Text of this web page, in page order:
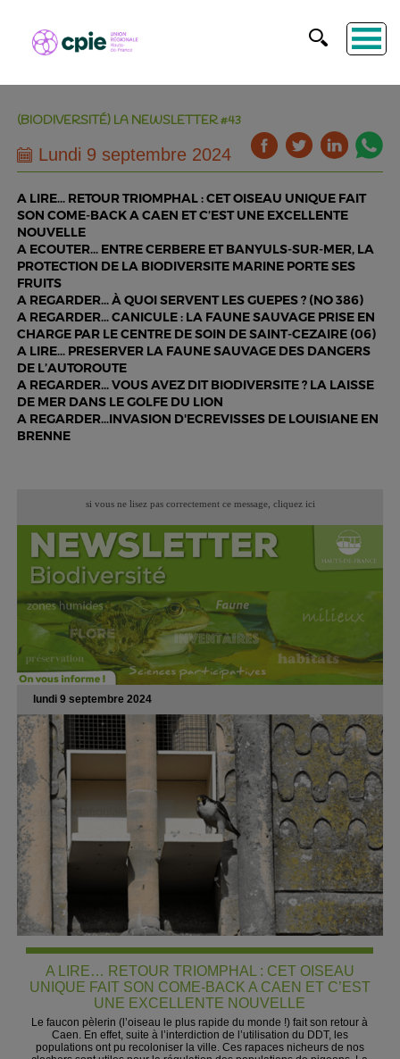
(BIODIVERSITÉ) LA NEWSLETTER #43
Lundi 9 septembre 2024
A LIRE… RETOUR TRIOMPHAL : CET OISEAU UNIQUE FAIT
SON COME-BACK A CAEN ET C’EST UNE EXCELLENTE
NOUVELLE
A ECOUTER… ENTRE CERBERE ET BANYULS-SUR-MER, LA
PROTECTION DE LA BIODIVERSITE MARINE PORTE SES
FRUITS
A REGARDER… À QUOI SERVENT LES GUEPES ? (NO 386)
A REGARDER… CANICULE : LA FAUNE SAUVAGE PRISE EN
CHARGE PAR LE CENTRE DE SOIN DE SAINT-CEZAIRE (06)
A LIRE… PRESERVER LA FAUNE SAUVAGE DES DANGERS
DE L’AUTOROUTE
A REGARDER... VOUS AVEZ DIT BIODIVERSITE ? LA LAISSE
DE MER DANS LE GOLFE DU LION
A REGARDER…INVASION D'ECREVISSES DE LOUISIANE EN
BRENNE
si vous ne lisez pas correctement ce message, cliquez ici
lundi 9 septembre 2024
A LIRE… RETOUR TRIOMPHAL : CET OISEAU
UNIQUE FAIT SON COME-BACK A CAEN ET C’EST
UNE EXCELLENTE NOUVELLE
Le faucon pèlerin (l’oiseau le plus rapide du monde !) fait son retour à
Caen. En effet, suite à l’interdiction de l’utilisation du DDT, les
populations ont pu recoloniser la ville. Ces rapaces nicheurs de nos